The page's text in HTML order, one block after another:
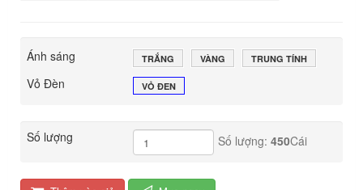
Ánh sáng TRẮNG VÀNG TRUNG TÍNH
Vỏ Đèn VỎ ĐEN
Số lượng Số lượng: 450Cái